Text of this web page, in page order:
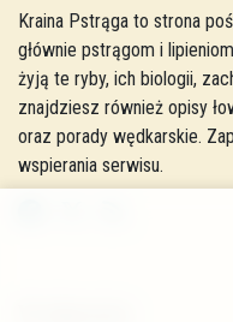
Kraina Pstrąga to strona
głównie pstrągom i
żyją te ryby, ich biologii,
znajdziesz również opisy
oraz porady wędkarskie.
wspierania serwisu.